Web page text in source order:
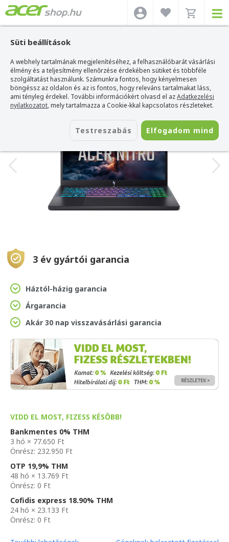
Süti beállítások
A webhely tartalmának megjelenítéséhez, a felhasználóbarát vásárlási
élmény és a teljesítmény ellenőrzése érdekében sütiket és többféle
szolgáltatást használunk. Számunkra fontos, hogy kényelmesen
böngéssz az oldalon és az is fontos, hogy releváns tartalmakat láss,
ami tényleg érdekel. További információkért olvasd el azAdatkezelési
nyilatkozatot, mely tartalmazza a Cookie-kkal kapcsolatos részleteket.
Testreszabás Elfogadom mind
Acer webshop>Acer laptop>Nitro>Acer Nitro V 15 - ANV15-A31-R3BU
Acer Nitro V 15 - ANV15-A31-R3BU
Azonosító: NH.U3QEU.007
3 év gyártói garancia
Háztól-házig garancia
Árgarancia
Akár 30 nap visszavásárlási garancia
VIDD EL MOST, FIZESS KÉSŐBB!
Bankmentes 0% THM
3 hó × 77.650 Ft
Önrész: 232.950 Ft
OTP 19,9% THM
48 hó × 13.769 Ft
Önrész: 0 Ft
Cofidis express 18.90% THM
24 hó × 23.133 Ft
Önrész: 0 Ft